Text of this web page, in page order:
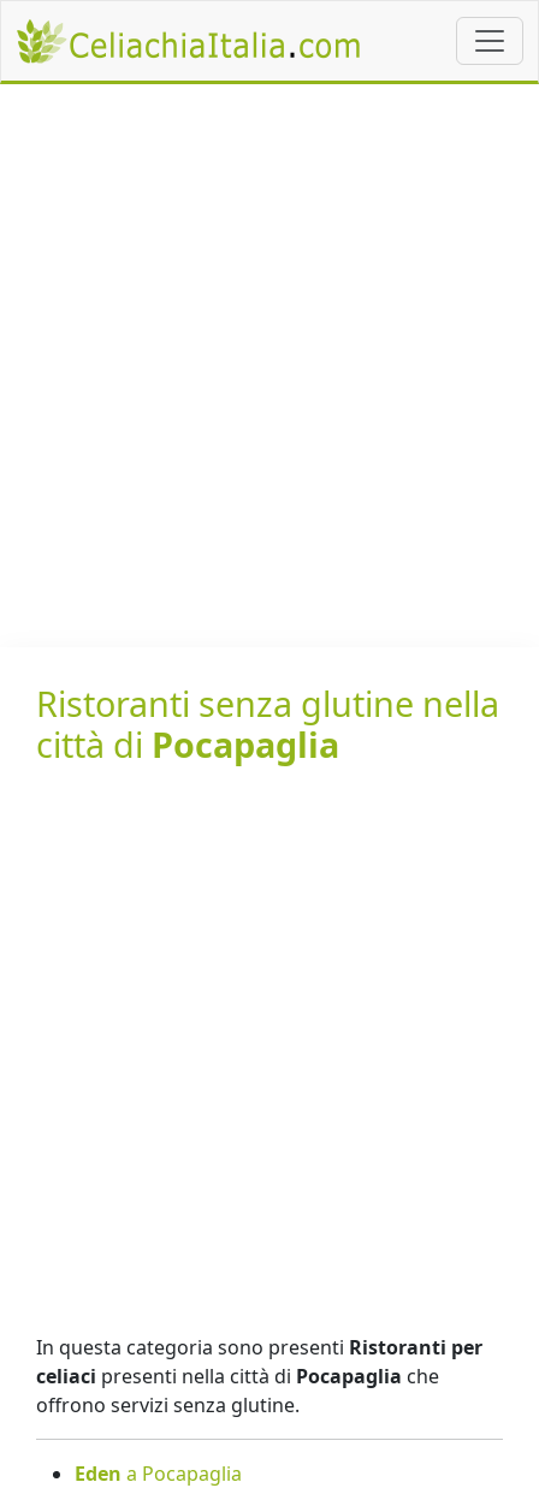
Ristoranti senza glutine nella
città di Pocapaglia
In questa categoria sono presenti Ristoranti per
celiaci presenti nella città di Pocapaglia che
offrono servizi senza glutine.
Eden a Pocapaglia